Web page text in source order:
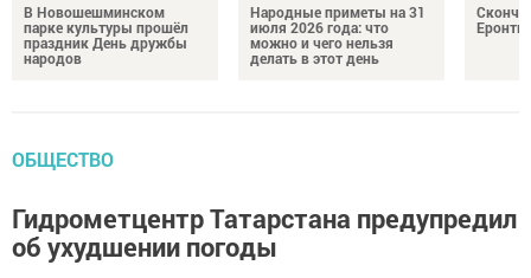
В Новошешминском
парке культуры прошёл
праздник День дружбы
народов
Народные приметы на 31
июля 2026 года: что
можно и чего нельзя
делать в этот день
ОБЩЕСТВО
Гидрометцентр Татарстана предупредил
об ухудшении погоды